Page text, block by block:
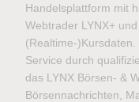
Handelsplattform mit
Webtrader LYNX+
(Realtime-
Service durch
das LYNX Börsen- &
Börsennachrichten,